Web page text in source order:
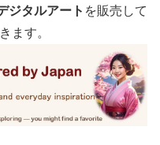
ジタルアート を販売して
ます。